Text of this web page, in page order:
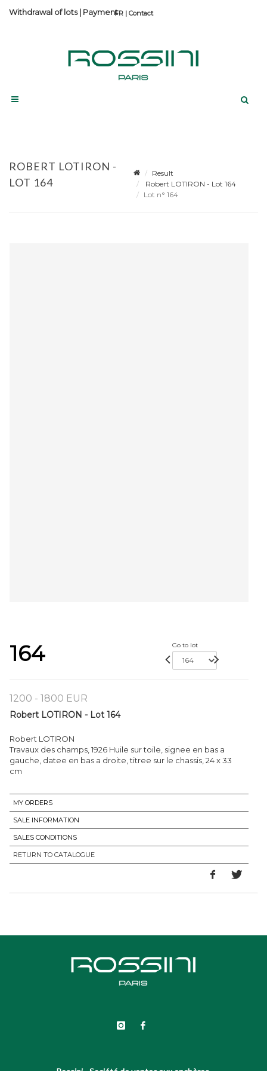
Contact
Withdrawal of lots| Payment
ROBERT LOTIRON -
LOT 164
Result
Robert LOTIRON - Lot 164
Lot n° 164
164 Go to lot
1200 - 1800 EUR
Robert LOTIRON - Lot 164
Robert LOTIRON
Travaux des champs, 1926 Huile sur toile, signee en bas a
gauche, datee en bas a droite, titree sur le chassis, 24 x 33
cm
MY ORDERS
SALE INFORMATION
SALES CONDITIONS
RETURN TO CATALOGUE